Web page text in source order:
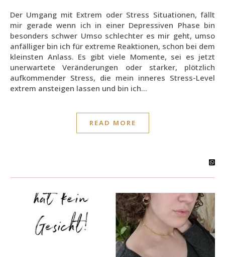
Der Umgang mit Extrem oder Stress Situationen, fällt
mir gerade wenn ich in einer Depressiven Phase bin
besonders schwer Umso schlechter es mir geht, umso
anfälliger bin ich für extreme Reaktionen, schon bei dem
kleinsten Anlass. Es gibt viele Momente, sei es jetzt
unerwartete Veränderungen oder starker, plötzlich
aufkommender Stress, die mein inneres Stress-Level
extrem ansteigen lassen und bin ich…
READ MORE